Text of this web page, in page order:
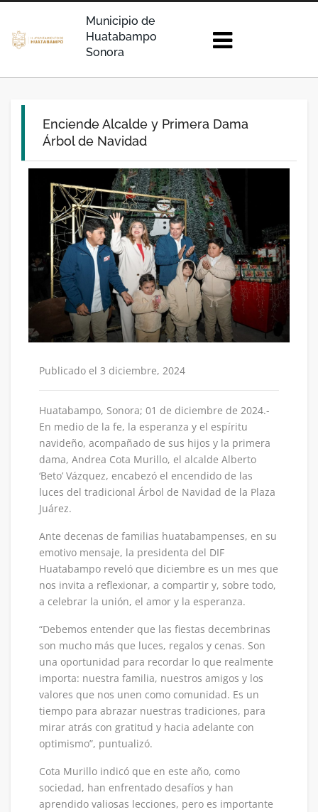
Municipio de
Huatabampo
Sonora
Enciende Alcalde y Primera Dama
Árbol de Navidad
Publicado el 3 diciembre, 2024
Huatabampo, Sonora; 01 de diciembre de 2024.-
En medio de la fe, la esperanza y el espíritu
navideño, acompañado de sus hijos y la primera
dama, Andrea Cota Murillo, el alcalde Alberto
‘Beto’ Vázquez, encabezó el encendido de las
luces del tradicional Árbol de Navidad de la Plaza
Juárez.
Ante decenas de familias huatabampenses, en su
emotivo mensaje, la presidenta del DIF
Huatabampo reveló que diciembre es un mes que
nos invita a reflexionar, a compartir y, sobre todo,
a celebrar la unión, el amor y la esperanza.
“Debemos entender que las fiestas decembrinas
son mucho más que luces, regalos y cenas. Son
una oportunidad para recordar lo que realmente
importa: nuestra familia, nuestros amigos y los
valores que nos unen como comunidad. Es un
tiempo para abrazar nuestras tradiciones, para
mirar atrás con gratitud y hacia adelante con
optimismo”, puntualizó.
Cota Murillo indicó que en este año, como
sociedad, han enfrentado desafíos y han
aprendido valiosas lecciones, pero es importante